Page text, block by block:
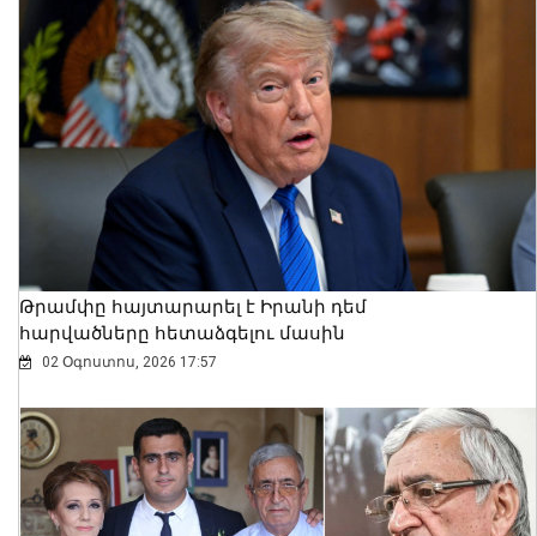
Դարոն Աճեմօղլուն մեծ ցանկություն
ունի մոտ ապագայում այցելելու
Հայաստան. դեսպան Մկրտչյան
07 Օգոստոս, 2026 12:53
Հայկական ապրանքների դեմ
սահմանափակումները ավելի մեծ
Թրամփը հայտարարել է Իրանի դեմ
հարվածները հետաձգելու մասին
02 Օգոստոս, 2026 17:57